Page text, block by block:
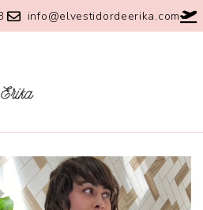
info@elvestidordeerika.com